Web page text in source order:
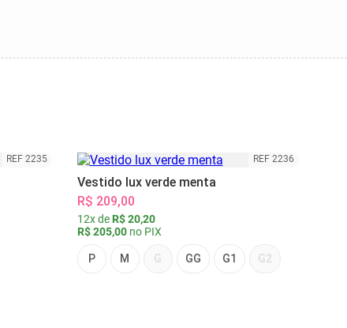
REF 2235 REF 2236
Vestido lux verde menta
R$ 209,00
12x de R$ 20,20
R$ 205,00no PIX
P M G GG G1 G2